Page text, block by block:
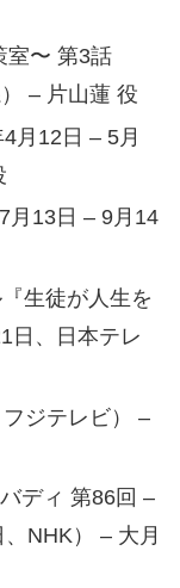
室〜 第3話
– 片山蓮 役
月12日 – 5月
月13日 – 9月14
生徒が人生を
日、日本テレ
ジテレビ） –
ディ 第86回 –
NHK） – 大月